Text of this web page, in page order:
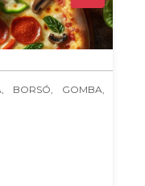
BORSÓ, GOMBA,